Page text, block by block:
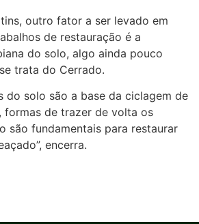
outro fator a ser levado em
de restauração é a
do solo, algo ainda pouco
trata do Cerrado.
do solo são a base da ciclagem de
formas de trazer de volta os
são fundamentais para restaurar
encerra.